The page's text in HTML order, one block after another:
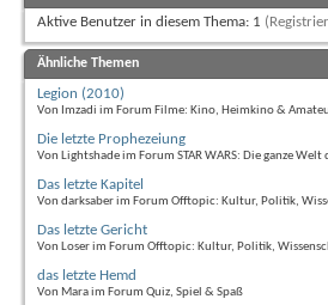
Aktive Benutzer in diesem Thema: 1
Ähnliche Themen
Legion (2010)
Von Imzadi im Forum Filme: Kino, Heimkino &
Die letzte Prophezeiung
Von Lightshade im Forum STAR WARS: Die ganze Welt
Das letzte Kapitel
Von darksaber im Forum Offtopic: Kultur, Politik,
Das letzte Gericht
Von Loser im Forum Offtopic: Kultur, Politik,
das letzte Hemd
Von Mara im Forum Quiz, Spiel & Spaß